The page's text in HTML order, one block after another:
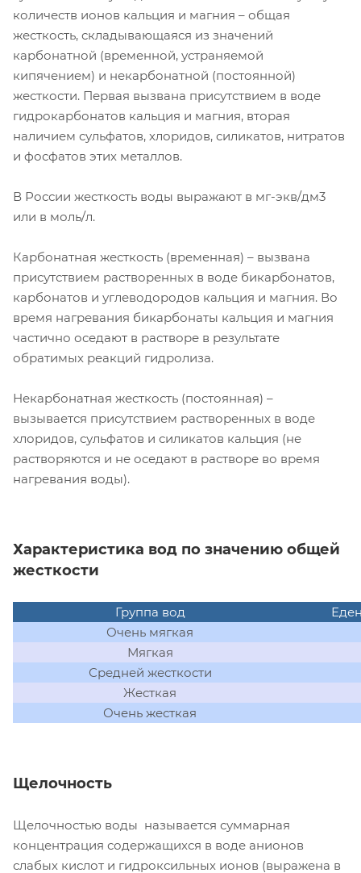
количеств ионов кальция и магния – общая
жесткость, складывающаяся из значений
карбонатной (временной, устраняемой
кипячением) и некарбонатной (постоянной)
жесткости. Первая вызвана присутствием в воде
гидрокарбонатов кальция и магния, вторая
наличием сульфатов, хлоридов, силикатов, нитратов
и фосфатов этих металлов.
В России жесткость воды выражают в мг-экв/дм3
или в моль/л.
Карбонатная жесткость (временная) – вызвана
присутствием растворенных в воде бикарбонатов,
карбонатов и углеводородов кальция и магния. Во
время нагревания бикарбонаты кальция и магния
частично оседают в растворе в результате
обратимых реакций гидролиза.
Некарбонатная жесткость (постоянная) –
вызывается присутствием растворенных в воде
хлоридов, сульфатов и силикатов кальция (не
растворяются и не оседают в растворе во время
нагревания воды).
Характеристика вод по значению общей
жесткости
Группа вод
Очень мягкая
Мягкая
Средней жесткости
Жесткая
Очень жесткая
Щелочность
Щелочностью воды называется суммарная
концентрация содержащихся в воде анионов
слабых кислот и гидроксильных ионов (выражена в